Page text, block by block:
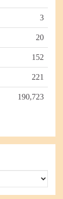
3
20
152
221
190,723